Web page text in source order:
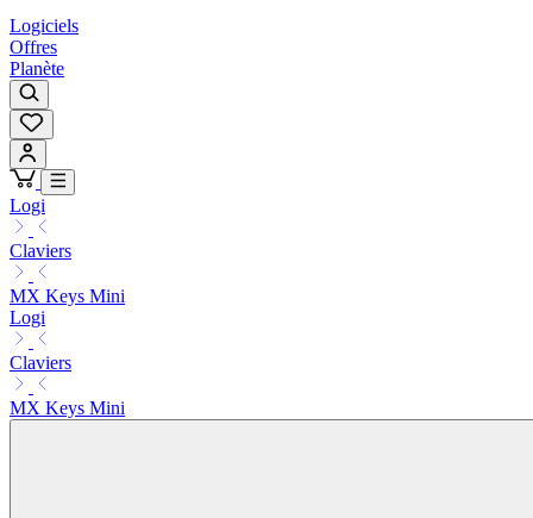
Logiciels
Offres
Planète
Logi
Claviers
MX Keys Mini
Logi
Claviers
MX Keys Mini